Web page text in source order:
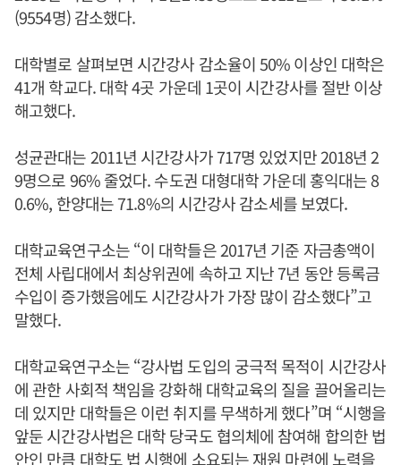
(9554명) 감소했다.
대학별로 살펴보면 시간강사 감소율이 50% 이상인 대학은
41개 학교다. 대학 4곳 가운데 1곳이 시간강사를 절반 이상
해고했다.
성균관대는 2011년 시간강사가 717명 있었지만 2018년 2
9명으로 96% 줄었다. 수도권 대형대학 가운데 홍익대는 8
0.6%, 한양대는 71.8%의 시간강사 감소세를 보였다.
대학교육연구소는 “이 대학들은 2017년 기준 자금총액이
전체 사립대에서 최상위권에 속하고 지난 7년 동안 등록금
수입이 증가했음에도 시간강사가 가장 많이 감소했다”고
말했다.
대학교육연구소는 “강사법 도입의 궁극적 목적이 시간강사
에 관한 사회적 책임을 강화해 대학교육의 질을 끌어올리는
데 있지만 대학들은 이런 취지를 무색하게 했다”며 “시행을
앞둔 시간강사법은 대학 당국도 협의체에 참여해 합의한 법
안인 만큼 대학도 법 시행에 소요되는 재원 마련에 노력을